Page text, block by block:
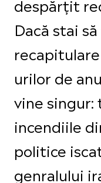
Dacă stai
urilor de
vine singur:
incendiile
politice
genralului